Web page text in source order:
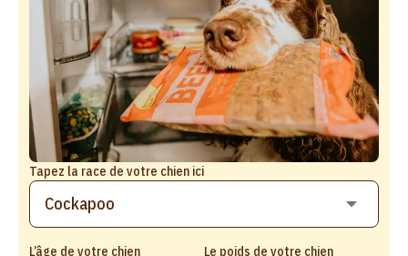
Tapez la race de votre chien ici
L’âge de votre chien Le poids de votre chien